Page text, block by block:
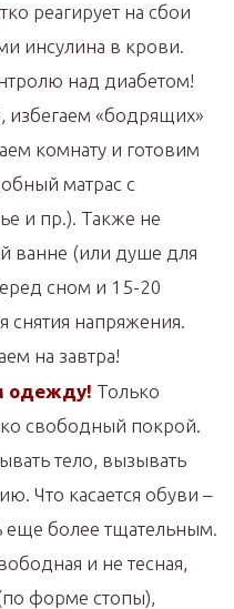
реагирует на сбои
инсулина в крови.
над диабетом!
«бодрящих»
комнату и готовим
матрас с
и пр.). Также не
ванне (или душе для
сном и 15-20
снятия напряжения.
на завтра!
одежду! Только
свободный покрой.
тело, вызывать
Что касается обуви –
более тщательным.
и не тесная,
форме стопы),